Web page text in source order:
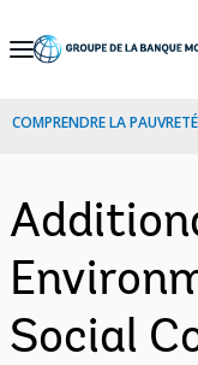
Skip
Navigation
COMPRENDRE LA PAUVRETÉ
Social